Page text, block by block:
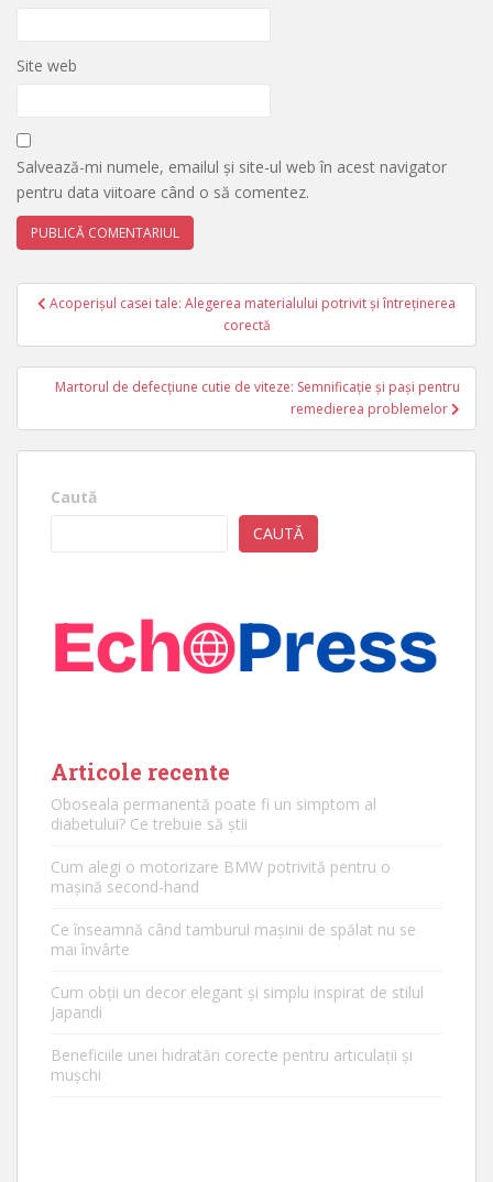
Site web
Salvează-mi numele, emailul și site-ul web în acest navigator
pentru data viitoare când o să comentez.
Navigare
articole
Acoperișul casei tale: Alegerea materialului potrivit și întreținerea
corectă
Martorul de defecțiune cutie de viteze: Semnificație și pași pentru
remedierea problemelor
Caută
CAUTĂ
Articole recente
Oboseala permanentă poate fi un simptom al
diabetului? Ce trebuie să știi
Cum alegi o motorizare BMW potrivită pentru o
mașină second-hand
Ce înseamnă când tamburul mașinii de spălat nu se
mai învârte
Cum obții un decor elegant și simplu inspirat de stilul
Japandi
Beneficiile unei hidratări corecte pentru articulații și
mușchi